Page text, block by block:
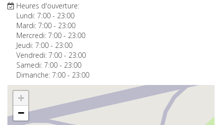
Heures d'ouverture:
Lundi: 7:00 - 23:00
Mardi: 7:00 - 23:00
Mercredi: 7:00 - 23:00
Jeudi: 7:00 - 23:00
Vendredi: 7:00 - 23:00
Samedi: 7:00 - 23:00
Dimanche: 7:00 - 23:00
+
−